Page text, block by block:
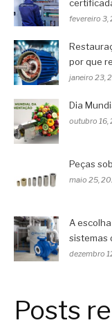
fevereiro 3,
por que
janeiro 23,
Dia
outubro 16,
Peças
maio 25,
A
sistemas
dezembro
Posts